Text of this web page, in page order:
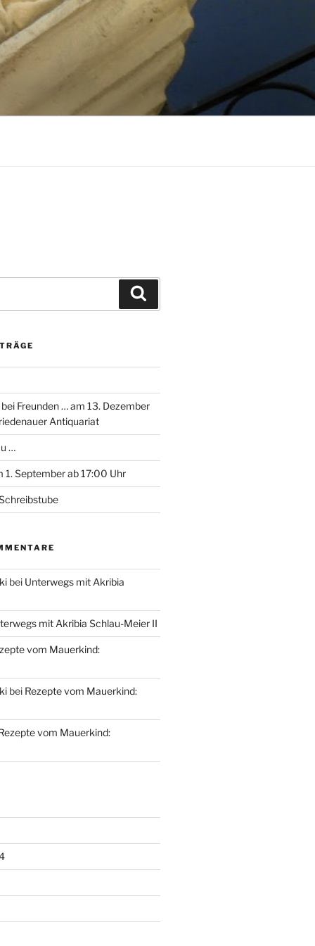
Freunden … am 13. Dezember
Antiquariat
…
1. September ab 17:00 Uhr
bei Unterwegs mit Akribia
mit Akribia Schlau-Meier II
vom Mauerkind:
bei Rezepte vom Mauerkind:
vom Mauerkind: